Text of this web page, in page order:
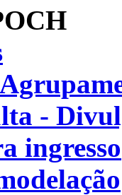
-
ingresso